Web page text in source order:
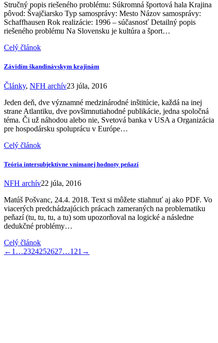
Stručný popis riešeného problému: Súkromná športová hala Krajina
pôvod: Švajčiarsko Typ samosprávy: Mesto Názov samosprávy:
Schaffhausen Rok realizácie: 1996 – súčasnosť Detailný popis
riešeného problému Na Slovensku je kultúra a šport…
Celý článok
Závidím škandinávskym krajinám
Články, NFH archív23 júla, 2016
Jeden deň, dve významné medzinárodné inštitúcie, každá na inej
strane Atlantiku, dve povšimnutiahodné publikácie, jedna spoločná
téma. Či už náhodou alebo nie, Svetová banka v USA a Organizácia
pre hospodársku spoluprácu v Európe…
Celý článok
Teória intersubjektívne vnímanej hodnoty peňazí
NFH archív22 júla, 2016
Matúš Pošvanc, 24.4. 2018. Text si môžete stiahnuť aj ako PDF. Vo
viacerých predchádzajúcich prácach zameraných na problematiku
peňazí (tu, tu, tu, a tu) som upozorňoval na logické a následne
dedukčné problémy…
Celý článok
← 1 …2324252627…121 →